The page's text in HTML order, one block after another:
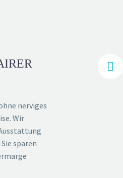
nerviges
Wir
sparen

